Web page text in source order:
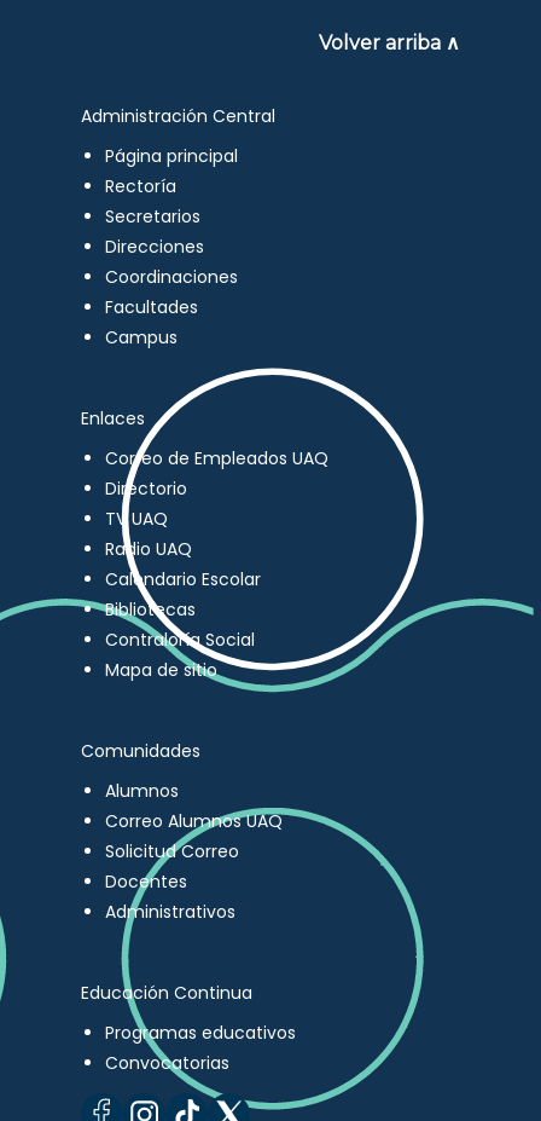
Volver arriba ∧
Administración Central
Página principal
Rectoría
Secretarios
Direcciones
Coordinaciones
Facultades
Campus
Enlaces
Correo de Empleados UAQ
Directorio
TV UAQ
Radio UAQ
Calendario Escolar
Bibliotecas
Contraloría Social
Mapa de sitio
Comunidades
Alumnos
Correo Alumnos UAQ
Solicitud Correo
Docentes
Administrativos
Educación Continua
Programas educativos
Convocatorias